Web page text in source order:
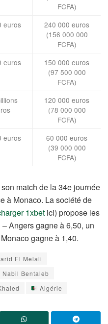
FCFA)
euros
240 000 euros
(156 000 000
FCFA)
euros
150 000 euros
(97 500 000
FCFA)
120 000 euros
(78 000 000
FCFA)
euros
60 000 euros
(39 000 000
FCFA)
match de la 34e journée
à Monaco. La société de
1xbet ici) propose les
Angers gagne à 6,50, un
gagne à 1,40.
El Melali
Nabil Bentaleb
Algérie